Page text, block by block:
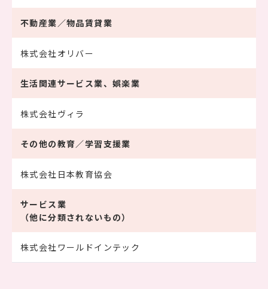
不動産業／物品賃貸業
株式会社オリバー
生活関連サービス業、娯楽業
株式会社ヴィラ
その他の教育／学習支援業
株式会社日本教育協会
サービス業
（他に分類されないもの）
株式会社ワールドインテック